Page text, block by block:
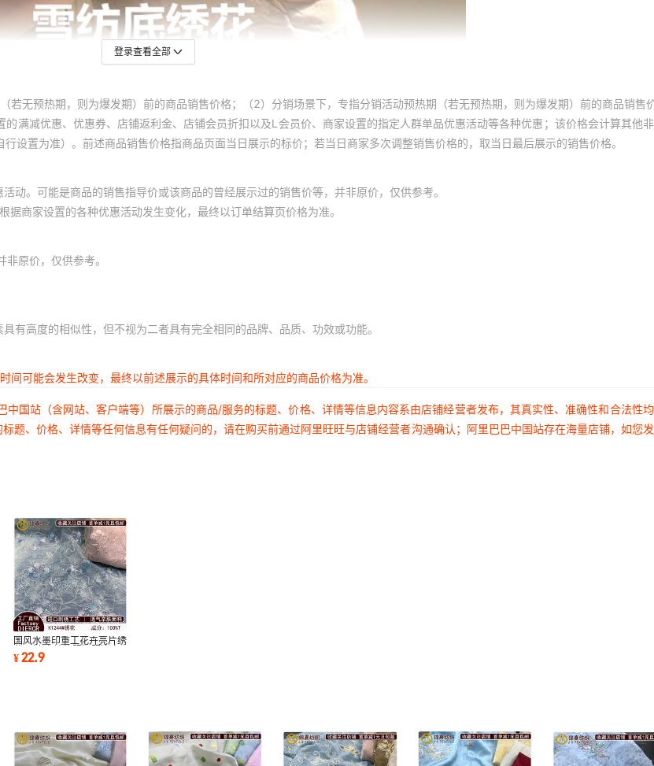
登录查看全部
若无预热期，则为爆发期）前的商品销售价格；（2）分销场景下，专指分销活动预热期（若无预热期，则为爆发期）前的商品销售
满减优惠、优惠券、店铺返利金、店铺会员折扣以及L会员价、商家设置的指定人群单品优惠活动等各种优惠；该价格会计算其他
设置为准）。前述商品销售价格指商品页面当日展示的标价；若当日商家多次调整销售价格的，取当日最后展示的销售价格。
动。可能是商品的销售指导价或该商品的曾经展示过的销售价等，并非原价，仅供参考。
商家设置的各种优惠活动发生变化，最终以订单结算页价格为准。
原价，仅供参考。
有高度的相似性，但不视为二者具有完全相同的品牌、品质、功效或功能。
可能会发生改变，最终以前述展示的具体时间和所对应的商品价格为准。
国站（含网站、客户端等）所展示的商品/服务的标题、价格、详情等信息内容系由店铺经营者发布，其真实性、准确性和合法性
题、价格、详情等任何信息有任何疑问的，请在购买前通过阿里旺旺与店铺经营者沟通确认；阿里巴巴中国站存在海量店铺，如您
国风水墨印重工花卉亮片绣
花面料 高端礼服汉服连衣
裙马甲绣花布
¥22.9